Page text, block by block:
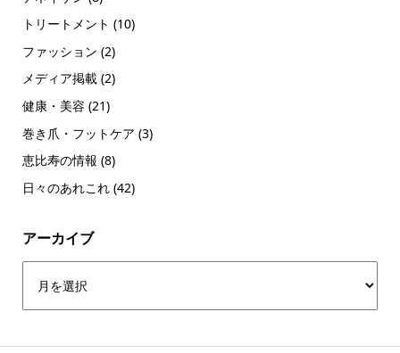
トリートメント (10)
ファッション (2)
メディア掲載(2)
健康・美容 (21)
巻き爪・フットケア (3)
恵比寿の情報 (8)
日々のあれこれ(42)
アーカイブ